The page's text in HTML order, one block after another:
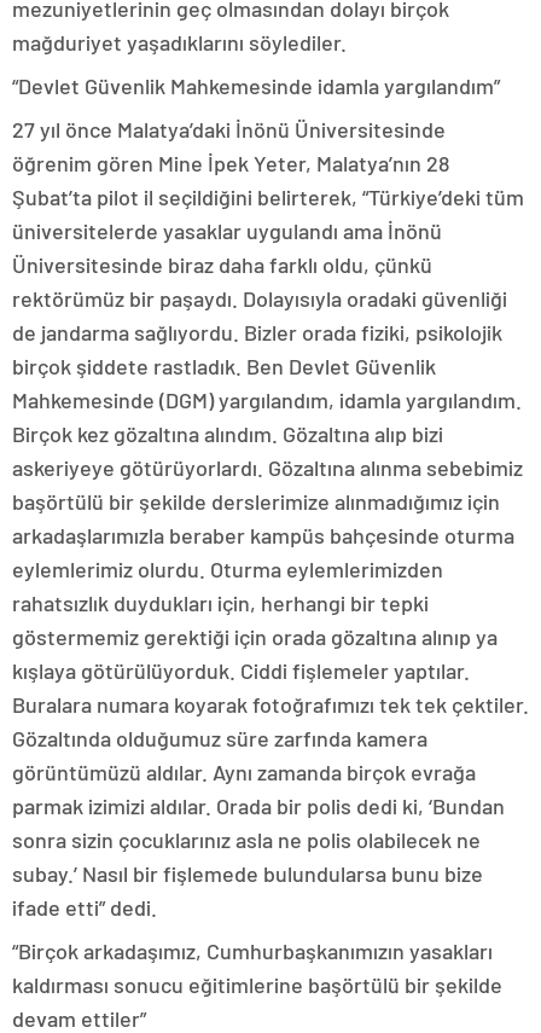
mezuniyetlerinin geç olmasından dolayı birçok
mağduriyet yaşadıklarını söylediler.
“Devlet Güvenlik Mahkemesinde idamla yargılandım”
27 yıl önce Malatya’daki İnönü Üniversitesinde
öğrenim gören Mine İpek Yeter, Malatya’nın 28
Şubat’ta pilot il seçildiğini belirterek, “Türkiye’deki tüm
üniversitelerde yasaklar uygulandı ama İnönü
Üniversitesinde biraz daha farklı oldu, çünkü
rektörümüz bir paşaydı. Dolayısıyla oradaki güvenliği
de jandarma sağlıyordu. Bizler orada fiziki, psikolojik
birçok şiddete rastladık. Ben Devlet Güvenlik
Mahkemesinde (DGM) yargılandım, idamla yargılandım.
Birçok kez gözaltına alındım. Gözaltına alıp bizi
askeriyeye götürüyorlardı. Gözaltına alınma sebebimiz
başörtülü bir şekilde derslerimize alınmadığımız için
arkadaşlarımızla beraber kampüs bahçesinde oturma
eylemlerimiz olurdu. Oturma eylemlerimizden
rahatsızlık duydukları için, herhangi bir tepki
göstermemiz gerektiği için orada gözaltına alınıp ya
kışlaya götürülüyorduk. Ciddi fişlemeler yaptılar.
Buralara numara koyarak fotoğrafımızı tek tek çektiler.
Gözaltında olduğumuz süre zarfında kamera
görüntümüzü aldılar. Aynı zamanda birçok evrağa
parmak izimizi aldılar. Orada bir polis dedi ki, ‘Bundan
sonra sizin çocuklarınız asla ne polis olabilecek ne
subay.’ Nasıl bir fişlemede bulundularsa bunu bize
ifade etti” dedi.
“Birçok arkadaşımız, Cumhurbaşkanımızın yasakları
kaldırması sonucu eğitimlerine başörtülü bir şekilde
devam ettiler”